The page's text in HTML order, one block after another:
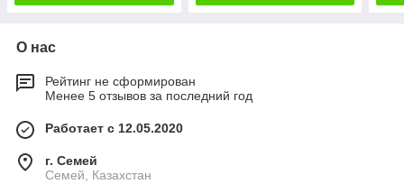
О нас
Рейтинг не сформирован
Менее 5 отзывов за последний год
Работает с 12.05.2020
г. Семей
Семей, Казахстан